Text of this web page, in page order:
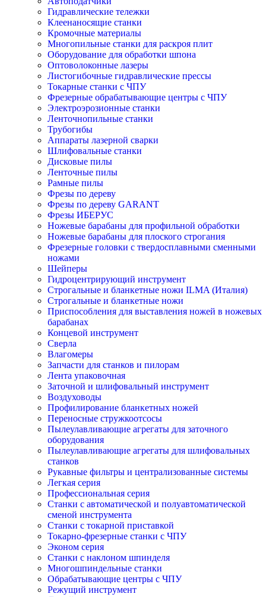
Гидравлические тележки
Клеенаносящие станки
Кромочные материалы
Многопильные станки для раскроя плит
Оборудование для обработки шпона
Оптоволоконные лазеры
Листогибочные гидравлические прессы
Токарные станки с ЧПУ
Фрезерные обрабатывающие центры с ЧПУ
Электроэрозионные станки
Ленточнопильные станки
Трубогибы
Аппараты лазерной сварки
Шлифовальные станки
Дисковые пилы
Ленточные пилы
Рамные пилы
Фрезы по дереву
Фрезы по дереву GARANT
Фрезы ИБЕРУС
Ножевые барабаны для профильной обработки
Ножевые барабаны для плоского строгания
Фрезерные головки с твердосплавными сменными
ножами
Шейперы
Гидроцентрирующий инструмент
Строгальные и бланкетные ножи ILMA (Италия)
Cтрогальные и бланкетные ножи
Приспособления для выставления ножей в ножевых
барабанах
Концевой инструмент
Сверла
Влагомеры
Запчасти для станков и пилорам
Лента упаковочная
Заточной и шлифовальный инструмент
Воздуховоды
Профилирование бланкетных ножей
Переносные стружкоотсосы
Пылеулавливающие агрегаты для заточного
оборудования
Пылеулавливающие агрегаты для шлифовальных
станков
Рукавные фильтры и централизованные системы
Легкая серия
Профессиональная серия
Станки с автоматической и полуавтоматической
сменой инструмента
Станки с токарной приставкой
Токарно-фрезерные станки с ЧПУ
Эконом серия
Станки с наклоном шпинделя
Многошпиндельные станки
Обрабатывающие центры с ЧПУ
Режущий инструмент